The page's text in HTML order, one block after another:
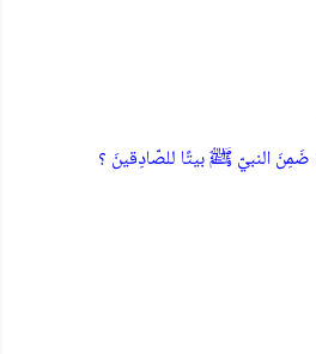
النبيّ ﷺ بيتًا للصّادِقينَ ؟